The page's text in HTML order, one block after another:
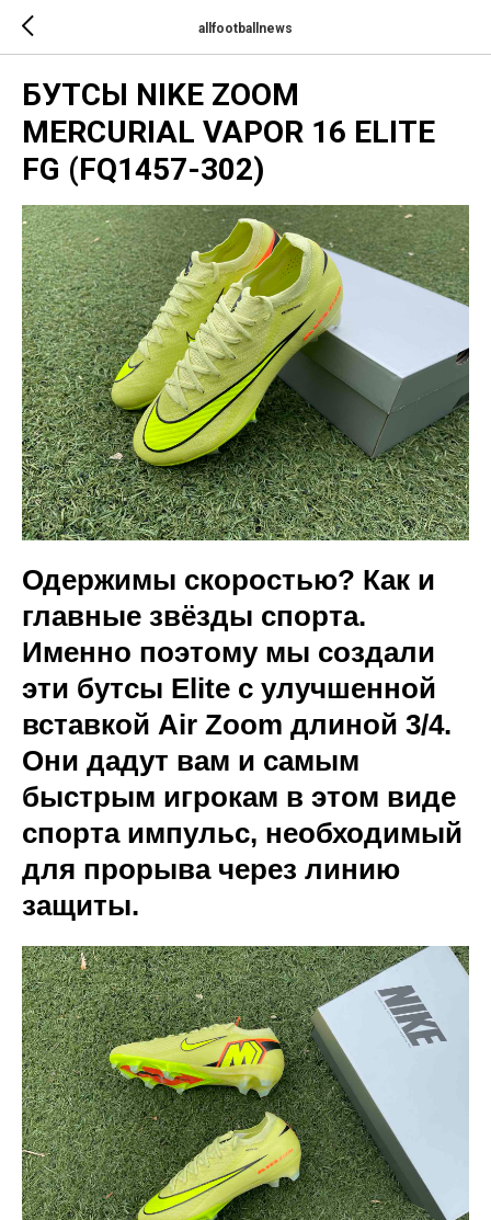
allfootballnews
БУТСЫ NIKE ZOOM
MERCURIAL VAPOR 16 ELITE
FG (FQ1457-302)
Одержимы скоростью? Как и
главные звёзды спорта.
Именно поэтому мы создали
эти бутсы Elite с улучшенной
вставкой Air Zoom длиной 3/4.
Они дадут вам и самым
быстрым игрокам в этом виде
спорта импульс, необходимый
для прорыва через линию
защиты.